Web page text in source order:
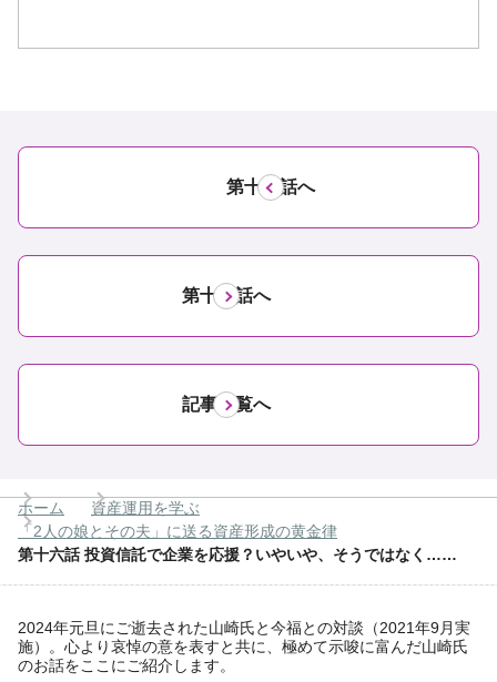
第十五話へ
第十七話へ
記事一覧へ
ホーム
資産運用を学ぶ
「2人の娘とその夫」に送る資産形成の黄金律
第十六話 投資信託で企業を応援？いやいや、そうではなく……
2024年元旦にご逝去された山崎氏と今福との対談（2021年9月実
施）。心より哀悼の意を表すと共に、極めて示唆に富んだ山崎氏
のお話をここにご紹介します。